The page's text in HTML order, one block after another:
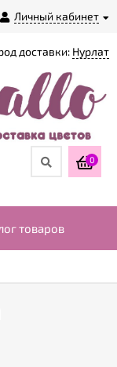
Личный кабинет
доставки: Нурлат
0
товаров